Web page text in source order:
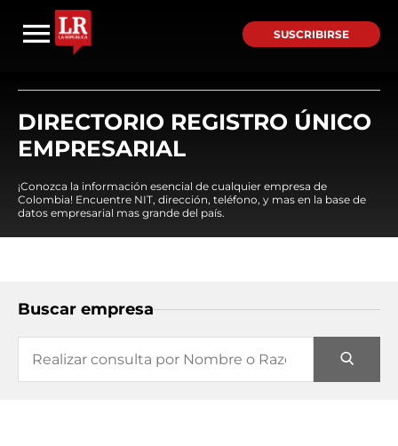
SUSCRIBIRSE
DIRECTORIO REGISTRO ÚNICO
EMPRESARIAL
¡Conozca la información esencial de cualquier empresa de
Colombia! Encuentre NIT, dirección, teléfono, y mas en la base de
datos empresarial mas grande del país.
Buscar empresa